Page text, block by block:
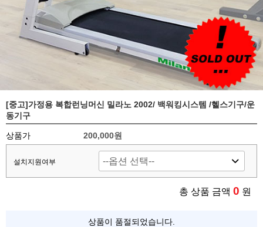
[중고]가정용 복합런닝머신 밀라노 2002/ 백워킹시스템 /헬스기구/운
동기구
상품가 200,000원
설치지원여부
총 상품 금액 0 원
상품이 품절되었습니다.